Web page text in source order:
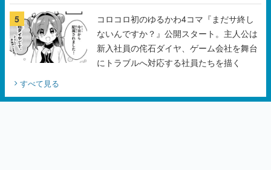
5
コロコロ初のゆるかわ4コマ『まだサ終し
ないんですか？』公開スタート。主人公は
新入社員の侘石ダイヤ、ゲーム会社を舞台
にトラブルへ対応する社員たちを描く
すべて見る